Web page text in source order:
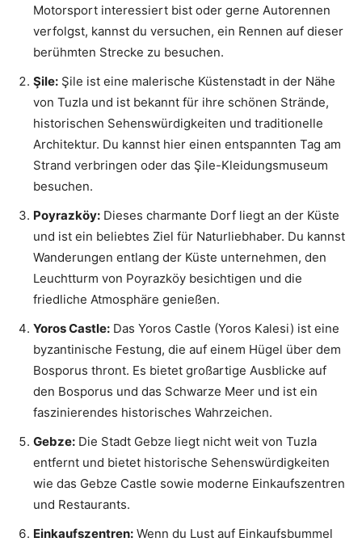
Motorsport interessiert bist oder gerne Autorennen
verfolgst, kannst du versuchen, ein Rennen auf dieser
berühmten Strecke zu besuchen.
Şile: Şile ist eine malerische Küstenstadt in der Nähe
von Tuzla und ist bekannt für ihre schönen Strände,
historischen Sehenswürdigkeiten und traditionelle
Architektur. Du kannst hier einen entspannten Tag am
Strand verbringen oder das Şile-Kleidungsmuseum
besuchen.
Poyrazköy: Dieses charmante Dorf liegt an der Küste
und ist ein beliebtes Ziel für Naturliebhaber. Du kannst
Wanderungen entlang der Küste unternehmen, den
Leuchtturm von Poyrazköy besichtigen und die
friedliche Atmosphäre genießen.
Yoros Castle: Das Yoros Castle (Yoros Kalesi) ist eine
byzantinische Festung, die auf einem Hügel über dem
Bosporus thront. Es bietet großartige Ausblicke auf
den Bosporus und das Schwarze Meer und ist ein
faszinierendes historisches Wahrzeichen.
Gebze: Die Stadt Gebze liegt nicht weit von Tuzla
entfernt und bietet historische Sehenswürdigkeiten
wie das Gebze Castle sowie moderne Einkaufszentren
und Restaurants.
Einkaufszentren: Wenn du Lust auf Einkaufsbummel